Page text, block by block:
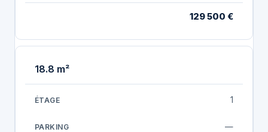
129 500 €
18.8 m²
1
—